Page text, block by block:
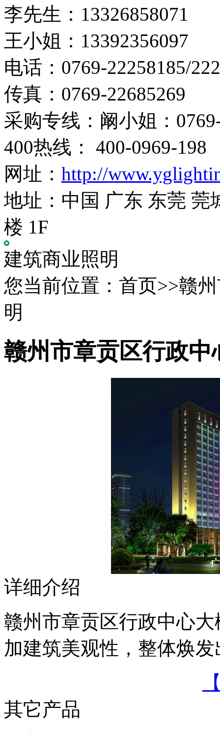
李先生：13326858071
王小姐：13392356097
电话：0769-22258185/
传真：0769-22685269
采购专线：阚小姐：
400热线： 400-0969-198
网址： http://
地址：中国 广东 东莞 莞
楼 1F
建筑商业照明
您当前位置：首页>>赣
明
赣州市章贡区行政
详细介绍
赣州市章贡区行政中心
加建筑美观性，整体焕
其它产品